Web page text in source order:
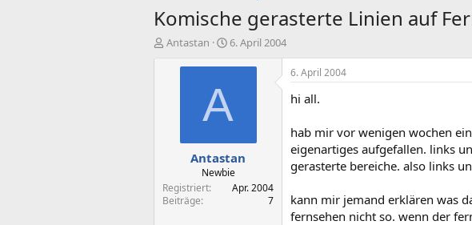
Komische gerasterte Linien auf
E
Antastan
E
s
l
t
a
m
6. April 2004
A
Antastan
Newbie
Registriert
Apr. 2004
Beiträge
7
6. April 2004
hi all.
hab mir vor wenigen wochen
eigenartiges aufgefallen. links
gerasterte bereiche. also links
kann mir jemand erklären was
fernsehen nicht so. wenn der